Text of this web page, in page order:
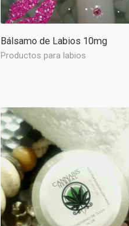
Bálsamo de Labios 10mg
Productos para labios